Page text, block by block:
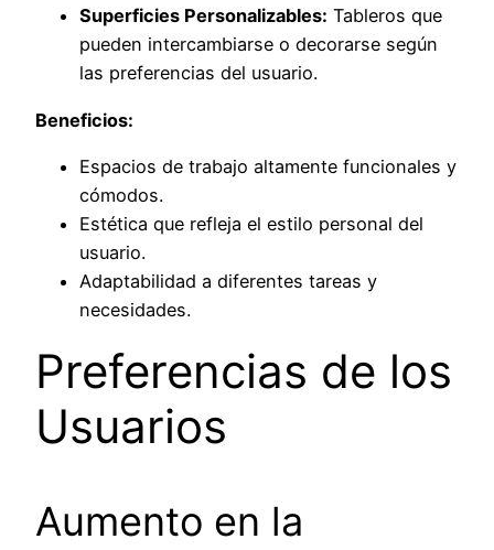
Superficies Personalizables: Tableros que
pueden intercambiarse o decorarse según
las preferencias del usuario.
Beneficios:
Espacios de trabajo altamente funcionales y
cómodos.
Estética que refleja el estilo personal del
usuario.
Adaptabilidad a diferentes tareas y
necesidades.
Preferencias de los
Usuarios
Aumento en la